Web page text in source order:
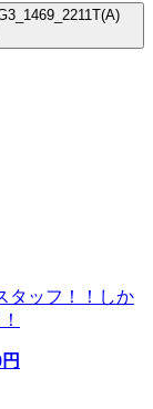
タッフ！！しか
円